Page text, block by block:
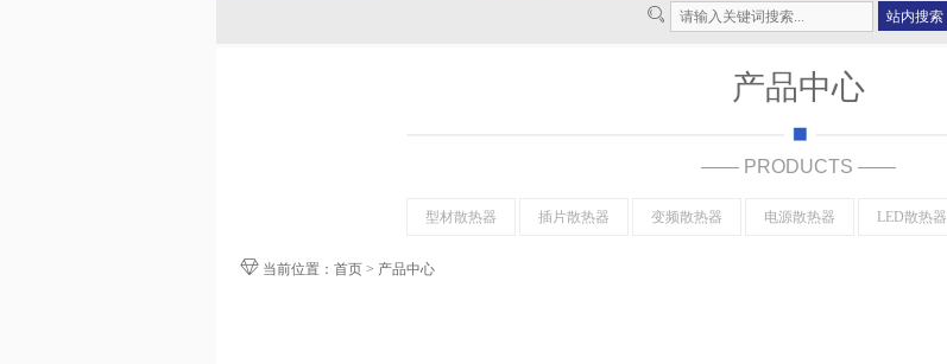
产品中心
—— PRODUCTS ——
型材散热器 插片散热器 变频散热器 电源散热器 LED散热器
当前位置：首页 > 产品中心